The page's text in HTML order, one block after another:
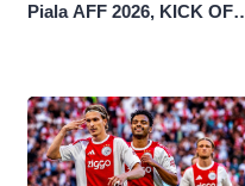
Piala AFF 2026, KICK OFF